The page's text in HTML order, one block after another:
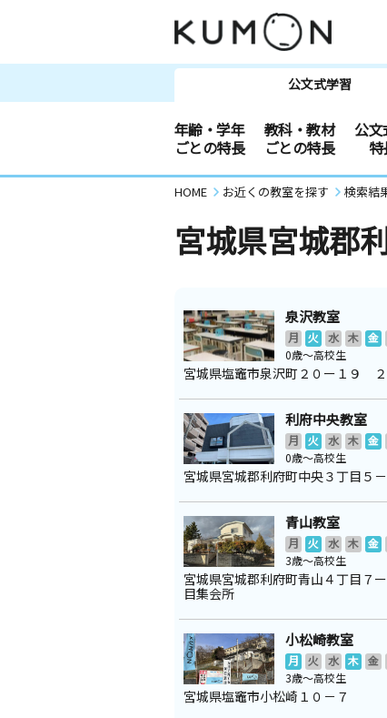
公文式学習
年齢・学年
ごとの特長
教科・教材
ごとの特長
公文
特
HOME お近くの教室を探す 検索結
宮城県宮城郡
泉沢教室
月 火 水 木 金
0歳～高校生
宮城県塩竈市泉沢町２０ー１９ ２
利府中央教室
月 火 水 木 金
0歳～高校生
宮城県宮城郡利府町中央３丁目５
青山教室
月 火 水 木 金
3歳～高校生
宮城県宮城郡利府町青山４丁目７
目集会所
小松崎教室
月 火 水 木 金
3歳～高校生
宮城県塩竈市小松崎１０－７